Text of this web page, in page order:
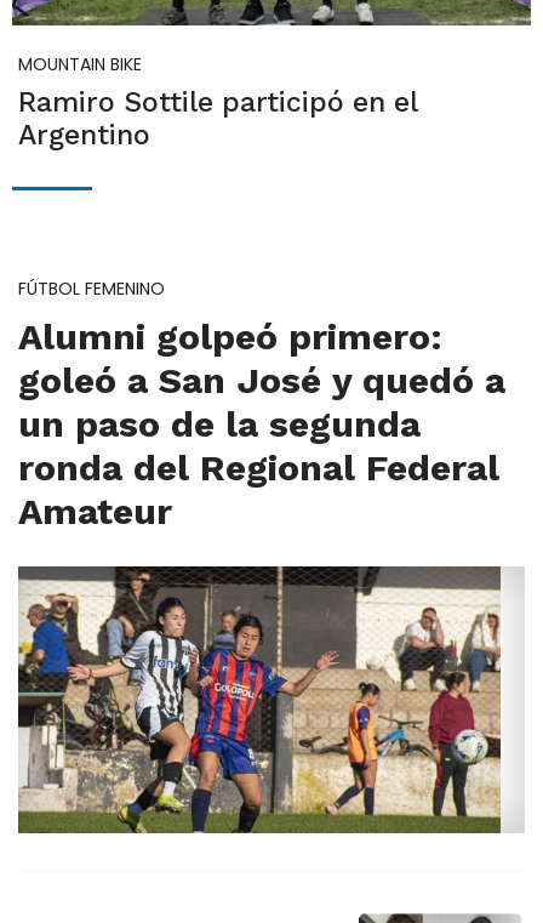
MOUNTAIN BIKE
Ramiro Sottile participó en el
Argentino
FÚTBOL FEMENINO
Alumni golpeó primero:
goleó a San José y quedó a
un paso de la segunda
ronda del Regional Federal
Amateur